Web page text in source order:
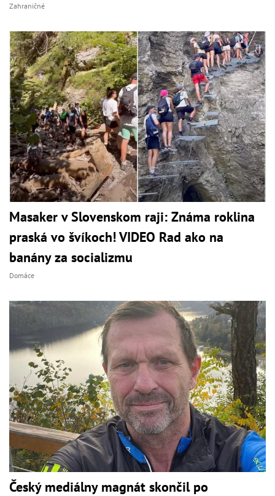
Zahraničné
Masaker v Slovenskom raji: Známa roklina
praská vo švíkoch! VIDEO Rad ako na
banány za socializmu
Domáce
Český mediálny magnát skončil po